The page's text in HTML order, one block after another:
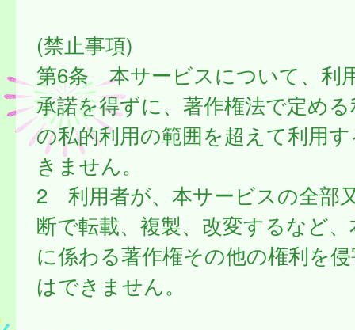
(禁止事項)
第6条 本サービスについて、利
承諾を得ずに、著作権法で定め
の私的利用の範囲を超えて利用
きません。
2 利用者が、本サービスの全部
断で転載、複製、改変するなど
に係わる著作権その他の権利を
はできません。